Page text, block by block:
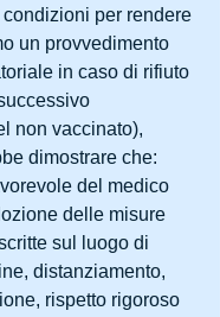
per rendere
un provvedimento
in caso di rifiuto
non vaccinato),
dimostrare che:
del medico
delle misure
sul luogo di
distanziamento,
rispetto rigoroso